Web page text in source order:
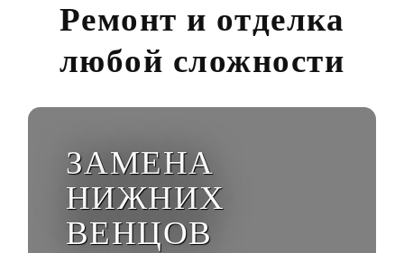
Ремонт и отделка
любой сложности
ЗАМЕНА
НИЖНИХ
ВЕНЦОВ